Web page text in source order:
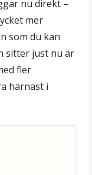
nu direkt –
mer
som du kan
sitter just nu är
fler
härnäst i